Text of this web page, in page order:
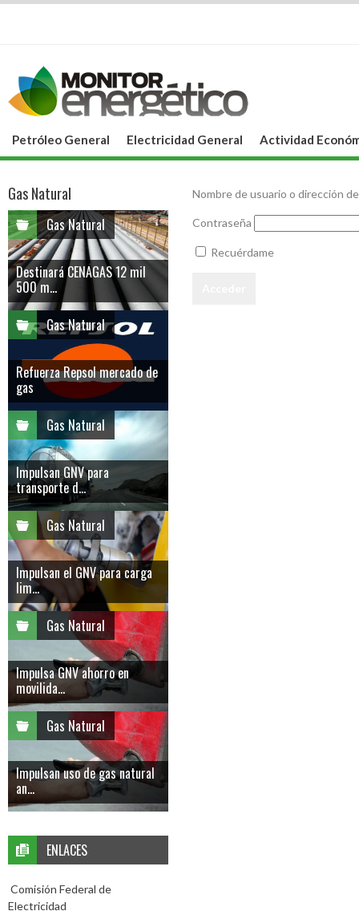
Petróleo General Electricidad General Actividad
Nombre de usuario o dirección
Contraseña
Recuérdame
Gas Natural
Gas Natural
Destinará CENAGAS 12 mil
500 m...
Gas Natural
Refuerza Repsol mercado de
gas
Gas Natural
Impulsan GNV para
transporte d...
Gas Natural
Impulsan el GNV para carga
lim...
Gas Natural
Impulsa GNV ahorro en
movilida...
Gas Natural
Impulsan uso de gas natural
an...
ENLACES
Comisión Federal de
Electricidad